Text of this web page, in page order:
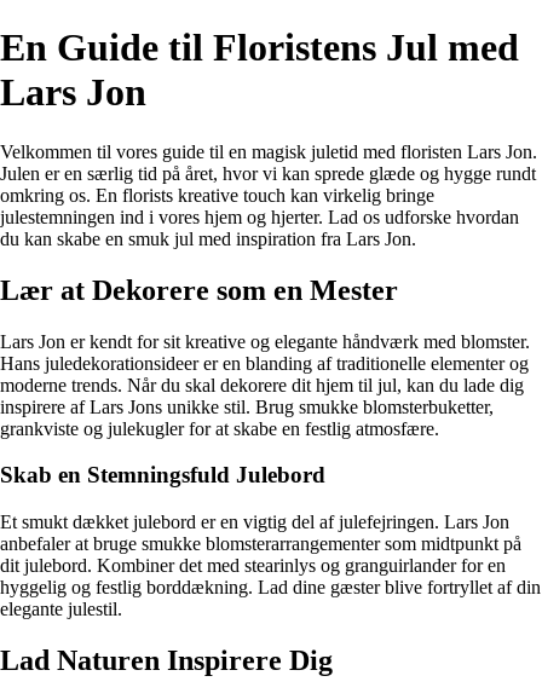
En Guide til Floristens Jul med
Lars Jon
Velkommen til vores guide til en magisk juletid med floristen Lars Jon.
Julen er en særlig tid på året, hvor vi kan sprede glæde og hygge rundt
omkring os. En florists kreative touch kan virkelig bringe
julestemningen ind i vores hjem og hjerter. Lad os udforske hvordan
du kan skabe en smuk jul med inspiration fra Lars Jon.
Lær at Dekorere som en Mester
Lars Jon er kendt for sit kreative og elegante håndværk med blomster.
Hans juledekorationsideer er en blanding af traditionelle elementer og
moderne trends. Når du skal dekorere dit hjem til jul, kan du lade dig
inspirere af Lars Jons unikke stil. Brug smukke blomsterbuketter,
grankviste og julekugler for at skabe en festlig atmosfære.
Skab en Stemningsfuld Julebord
Et smukt dækket julebord er en vigtig del af julefejringen. Lars Jon
anbefaler at bruge smukke blomsterarrangementer som midtpunkt på
dit julebord. Kombiner det med stearinlys og granguirlander for en
hyggelig og festlig borddækning. Lad dine gæster blive fortryllet af din
elegante julestil.
Lad Naturen Inspirere Dig